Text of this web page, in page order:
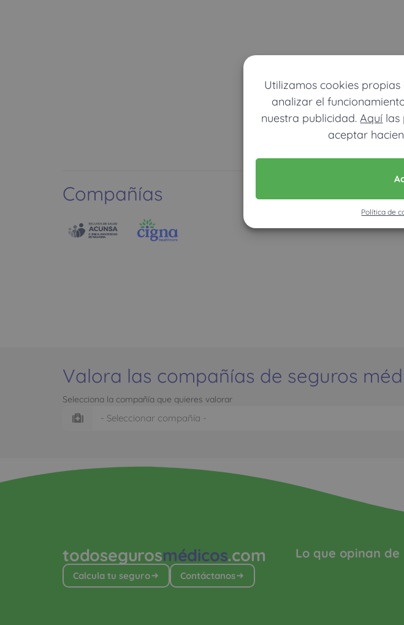
Utilizamos cookies
analizar el
nuestra publicidad.Aquí las
aceptar
Política de
Compañías
Valora las compañías de seguros
Selecciona la compañía que quieres valorar
todosegurosmédicos.com
Calcula tu seguro Contáctanos
Lo que opinan de